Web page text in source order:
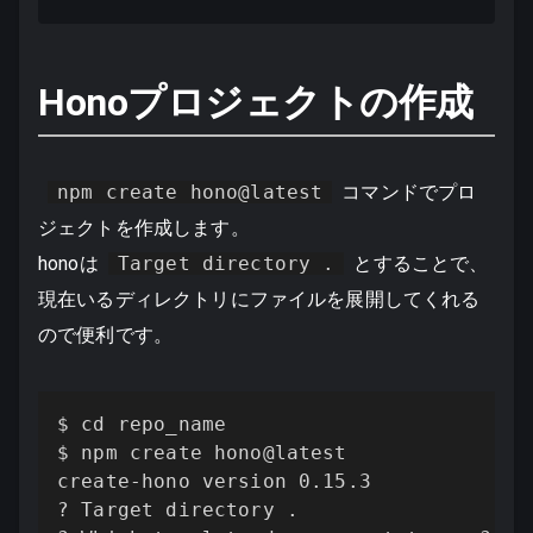
Honoプロジェクトの作成
npm create hono@latest
コマンドでプロ
ジェクトを作成します。
honoは
Target directory .
とすることで、
現在いるディレクトリにファイルを展開してくれる
ので便利です。
$ cd repo_name
$ npm create hono@latest
create-hono version 0.15.3
? Target directory .